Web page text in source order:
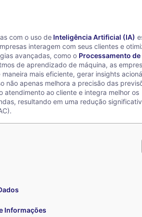
com o uso de Inteligência Artificial (IA)
interagem com seus clientes e
avançadas, como o Processamento de
de aprendizado de máquina, as
mais eficiente, gerar insights
não apenas melhora a precisão das
atendimento ao cliente e integra melhor os
resultando em uma redução
Informações